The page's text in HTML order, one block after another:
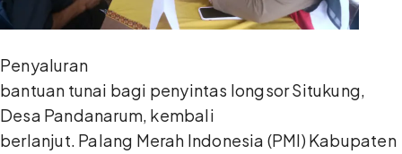
Penyaluran
bantuan tunai bagi penyintas longsor Situkung,
Desa Pandanarum, kembali
berlanjut. Palang Merah Indonesia (PMI) Kabupaten